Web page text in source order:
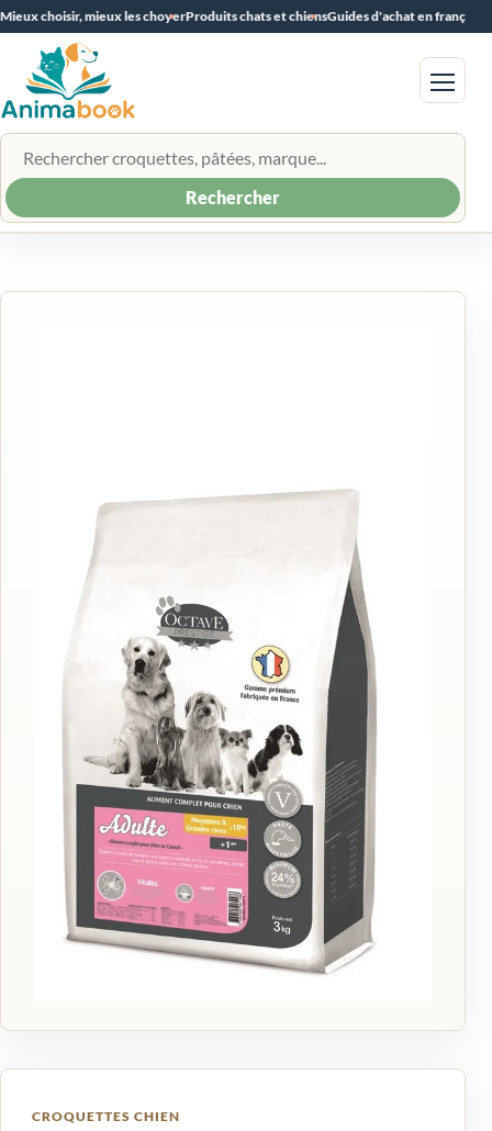
Mieux choisir, mieux les choyerProduits chats et chiensGuides d'achat en français
Rechercher un produit
Rechercher
Menu
CROQUETTES CHIEN